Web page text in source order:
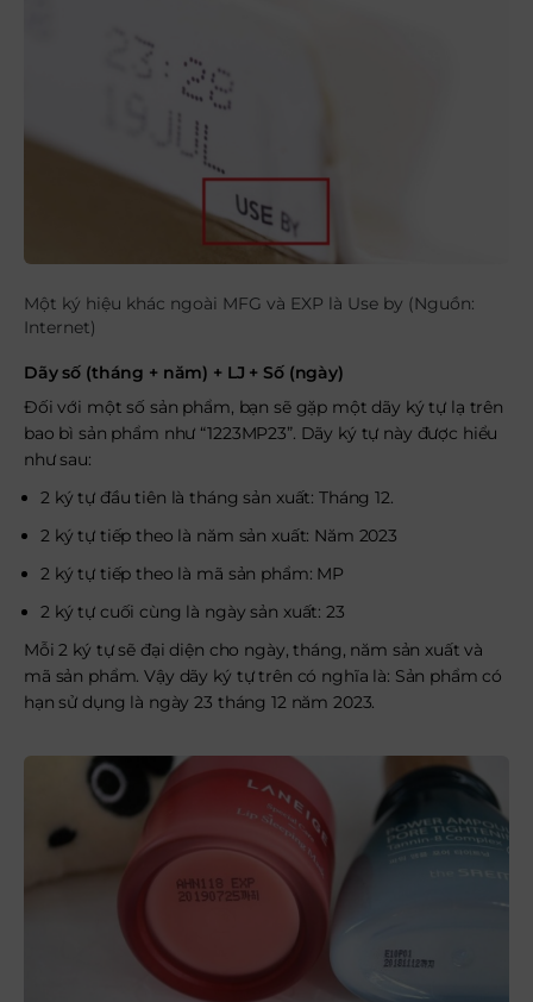
Một ký hiệu khác ngoài MFG và EXP là Use by (Nguồn:
Internet)
Dãy số (tháng + năm) + LJ + Số (ngày)
Đối với một số sản phẩm, bạn sẽ gặp một dãy ký tự lạ trên
bao bì sản phẩm như “1223MP23”. Dãy ký tự này được hiểu
như sau:
2 ký tự đầu tiên là tháng sản xuất: Tháng 12.
2 ký tự tiếp theo là năm sản xuất: Năm 2023
2 ký tự tiếp theo là mã sản phẩm: MP
2 ký tự cuối cùng là ngày sản xuất: 23
Mỗi 2 ký tự sẽ đại diện cho ngày, tháng, năm sản xuất và
mã sản phẩm. Vậy dãy ký tự trên có nghĩa là: Sản phẩm có
hạn sử dụng là ngày 23 tháng 12 năm 2023.